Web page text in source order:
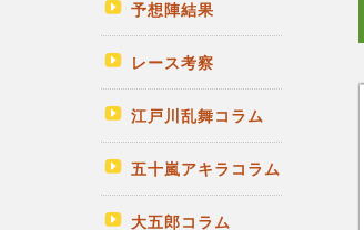
予想陣結果
レース考察
江戸川乱舞コラム
五十嵐アキラコラム
大五郎コラム